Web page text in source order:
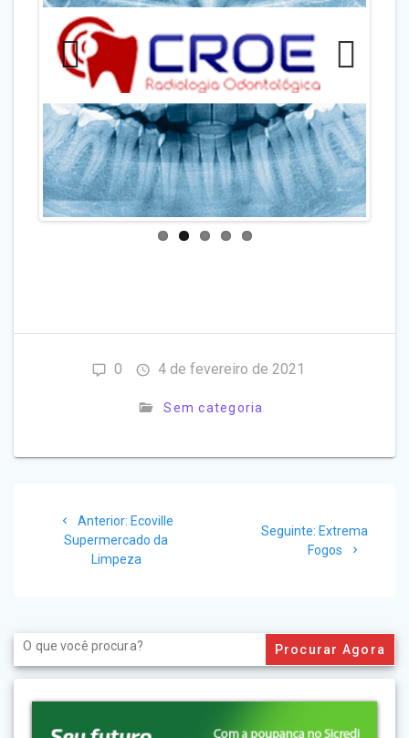
Previo
us
0 4 de fevereiro de 2021
Sem categoria
Anterior: Post
anterior:
Ecoville
Supermercado da
Limpeza
Seguinte: Post
seguinte:
Extrema
Fogos
Search
for: